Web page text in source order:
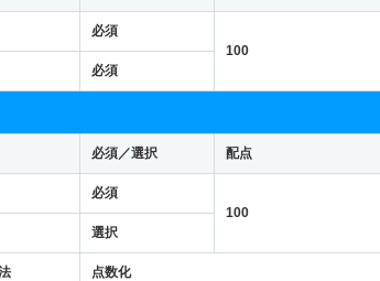
必須
100
必須
必須／選択 配点
必須
100
選択
点数化